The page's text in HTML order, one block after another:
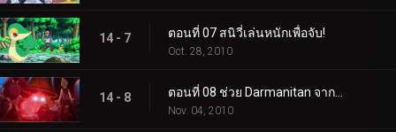
14 - 7 ตอนที่ 07 สนิวี่เล่นหนักเพื่อจับ!
Oct. 28, 2010
14 - 8
Nov. 04, 2010